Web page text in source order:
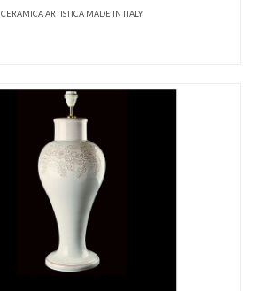
CERAMICA ARTISTICA MADE IN ITALY